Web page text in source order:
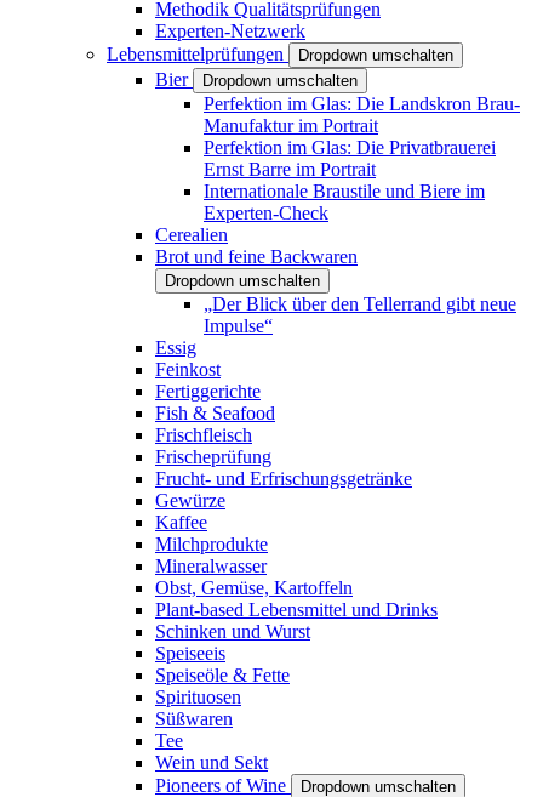
Methodik Qualitätsprüfungen
Experten-Netzwerk
Lebensmittelprüfungen
Dropdown umschalten
Bier Dropdown umschalten
Perfektion im Glas: Die Landskron Brau-
Manufaktur im Portrait
Perfektion im Glas: Die Privatbrauerei
Ernst Barre im Portrait
Internationale Braustile und Biere im
Experten-Check
Cerealien
Brot und feine Backwaren
Dropdown umschalten
„Der Blick über den Tellerrand gibt neue
Impulse“
Essig
Feinkost
Fertiggerichte
Fish & Seafood
Frischfleisch
Frischeprüfung
Frucht- und Erfrischungsgetränke
Gewürze
Kaffee
Milchprodukte
Mineralwasser
Obst, Gemüse, Kartoffeln
Plant-based Lebensmittel und Drinks
Schinken und Wurst
Speiseeis
Speiseöle & Fette
Spirituosen
Süßwaren
Tee
Wein und Sekt
Pioneers of Wine
Dropdown umschalten